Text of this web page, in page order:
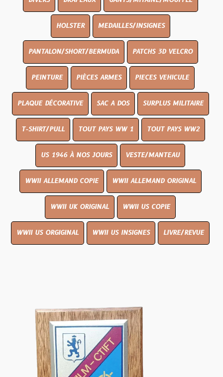
HOLSTER MEDAILLES/INSIGNES
PANTALON/SHORT/BERMUDA PATCHS 3D VELCRO
PEINTURE PIÈCES ARMES PIECES VEHICULE
PLAQUE DÉCORATIVE SAC A DOS SURPLUS MILITAIRE
T-SHIRT/PULL TOUT PAYS WW 1 TOUT PAYS WW2
US 1946 À NOS JOURS VESTE/MANTEAU
WWII ALLEMAND COPIE WWII ALLEMAND ORIGINAL
WWII UK ORIGINAL WWII US COPIE
WWII US ORGIGINAL WWII US INSIGNES LIVRE/REVUE